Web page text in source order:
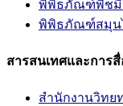
พิพิธภัณฑ์พืชมี
พิพิธภัณฑ์สมุน
สารสนเทศและการ
สำนักงานวิทย